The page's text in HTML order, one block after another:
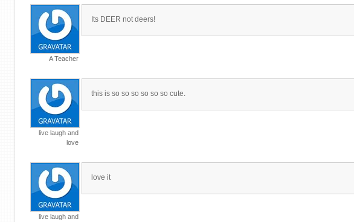
A Teacher
Its DEER not deers!
live laugh and
love
this is so so so so so so cute.
live laugh and
love it